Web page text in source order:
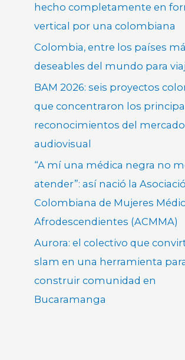
hecho completamente en
vertical por una colombiana
Colombia, entre los países
deseables del mundo para
BAM 2026: seis proyectos
que concentraron los
reconocimientos del mercado
audiovisual
“A mí una médica negra no
atender”: así nació la
Colombiana de Mujeres
Afrodescendientes (ACMMA)
Aurora: el colectivo que
slam en una herramienta
construir comunidad en
Bucaramanga